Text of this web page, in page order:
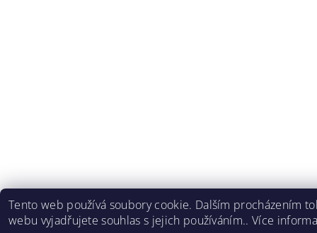
Tento web používá soubory cookie. Dalším procházením
webu vyjadřujete souhlas s jejich používáním.. Více